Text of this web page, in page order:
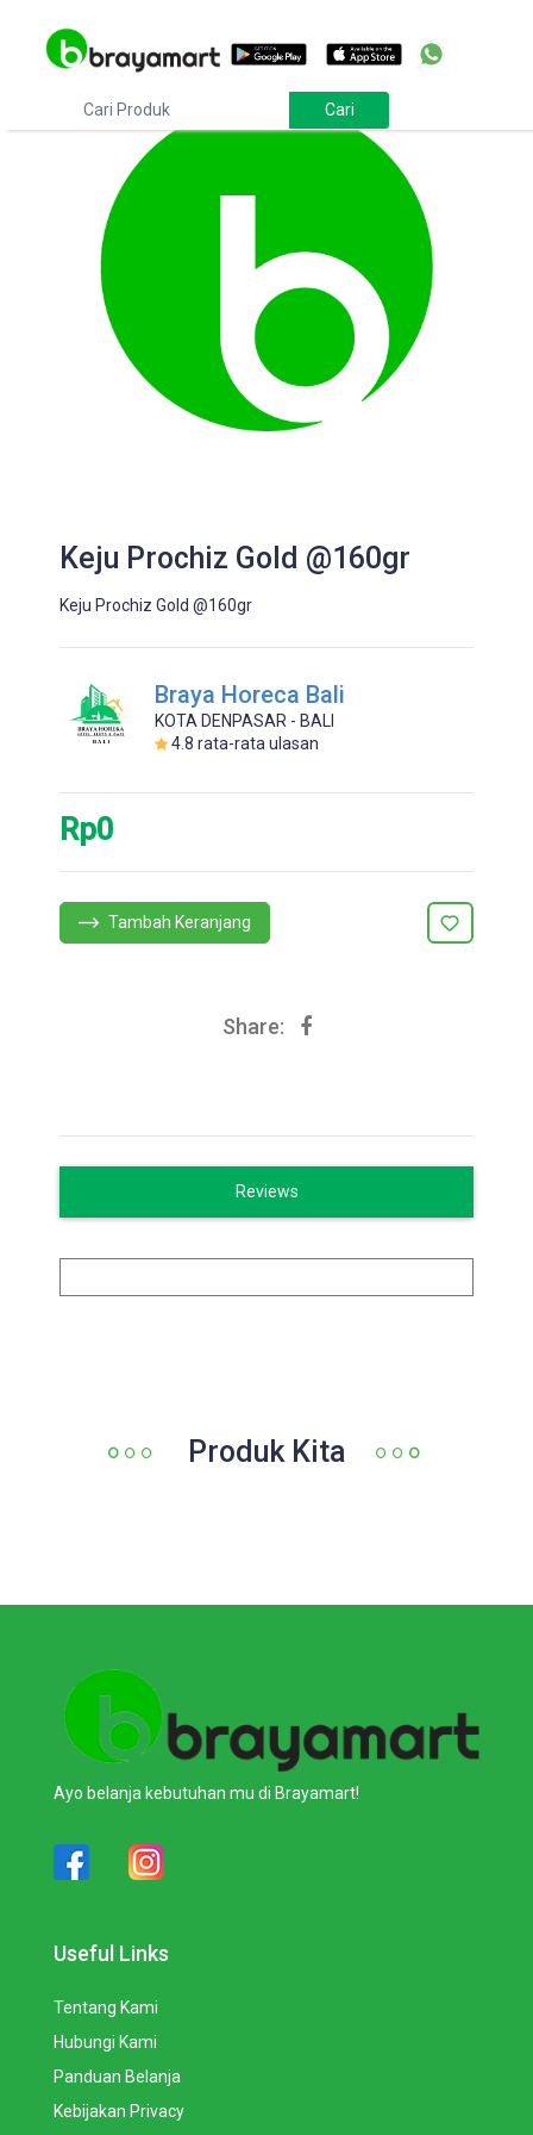
Keju Prochiz Gold @160gr
Keju Prochiz Gold @160gr
Braya Horeca Bali
KOTA DENPASAR - BALI
4.8 rata-rata ulasan
Rp0
Tambah Keranjang
Share:
Reviews
Produk Kita
Ayo belanja kebutuhan mu di Brayamart!
Useful Links
Tentang Kami
Hubungi Kami
Panduan Belanja
Kebijakan Privacy